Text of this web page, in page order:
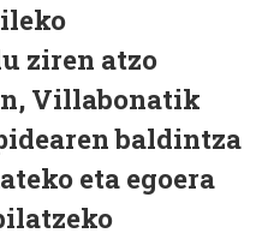
ziren atzo
Villabonatik
baldintza
eta egoera